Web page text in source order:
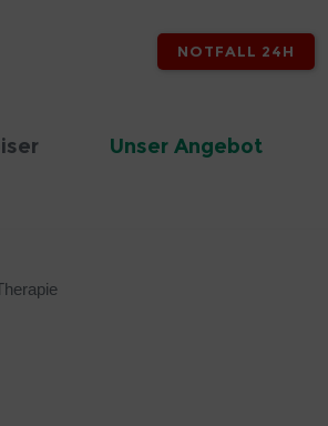
NOTFALL 24H
Unser Angebot